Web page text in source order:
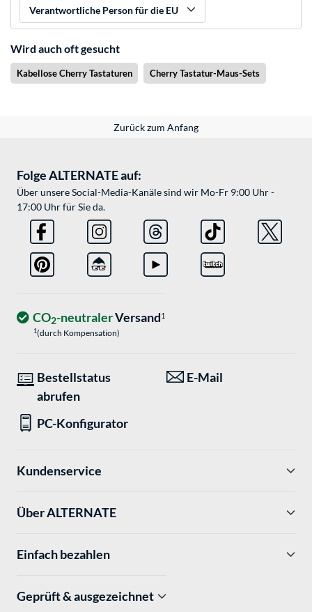
Verantwortliche Person für die EU
Wird auch oft gesucht
Kabellose Cherry Tastaturen Cherry Tastatur-Maus-Sets
Zurück zum Anfang
Folge ALTERNATE auf:
Über unsere Social-Media-Kanäle sind wir Mo-Fr 9:00 Uhr -
17:00 Uhr für Sie da.
CO2-neutralerVersand1
1(durch Kompensation)
Bestellstatus
abrufen
E-Mail
PC-Konfigurator
Kundenservice
Über ALTERNATE
Einfach bezahlen
Geprüft & ausgezeichnet